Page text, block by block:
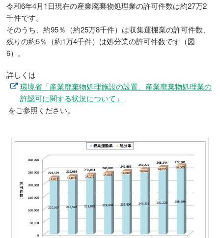
令和6年4月1日現在の産業廃棄物処理業の許可件数は約27万2
千件です。
そのうち、約95％（約25万8千件）は収集運搬業の許可件数、
残りの約5％（約1万4千件）は処分業の許可件数です（図
6）。
詳しくは
環境省「産業廃棄物処理施設の設置、産業廃棄物処理業の
許認可に関する状況について」
をご参照ください。